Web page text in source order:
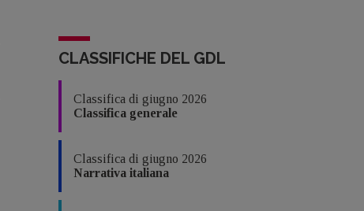
CLASSIFICHE DEL GDL
Classifica di giugno 2026
Classifica generale
Classifica di giugno 2026
Narrativa italiana